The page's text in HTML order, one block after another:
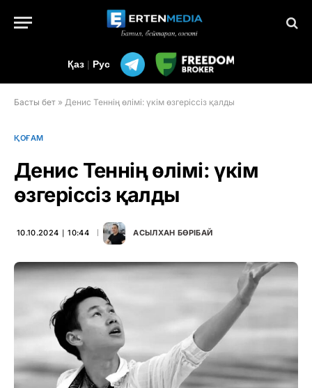
Қаз | Рус
Басты бет » Денис Теннің өлімі: үкім өзгеріссіз қалды
ҚОҒАМ
Денис Теннің өлімі: үкім
өзгеріссіз қалды
10.10.2024 ∣ 10:44 АСЫЛХАН БӨРІБАЙ